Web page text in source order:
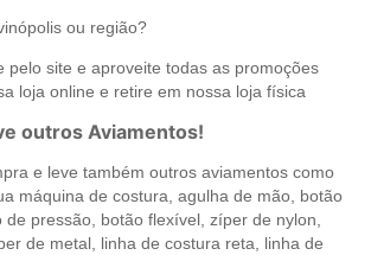
ou região?
pelo site e aproveite todas as promoções
loja online e retire em nossa loja física
outros Aviamentos!
e leve também outros aviamentos como
máquina de costura, agulha de mão, botão
de pressão, botão flexível, zíper de nylon,
de metal, linha de costura reta, linha de